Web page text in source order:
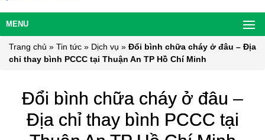
MENU
Trang chủ » Tin tức » Dịch vụ » Đổi bình chữa cháy ở đâu – Địa
chỉ thay bình PCCC tại Thuận An TP Hồ Chí Minh
Đổi bình chữa cháy ở đâu –
Địa chỉ thay bình PCCC tại